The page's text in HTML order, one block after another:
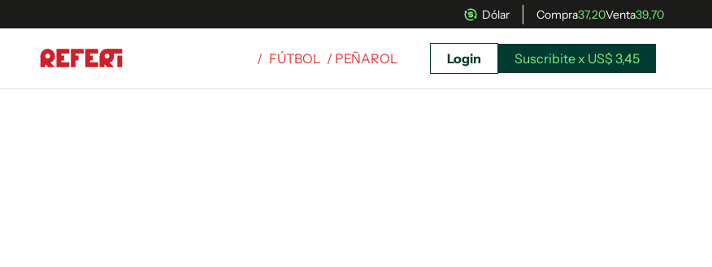
Dólar Compra37,20Venta39,70
/ FÚTBOL / PEÑAROL Login Suscribite x US$ 3,45